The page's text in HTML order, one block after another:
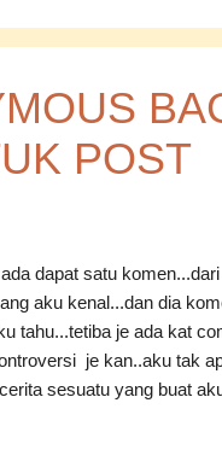
POST
dapat satu
aku kenal...dan dia
tahu...tetiba je ada kat
je kan..aku tak
sesuatu yang buat